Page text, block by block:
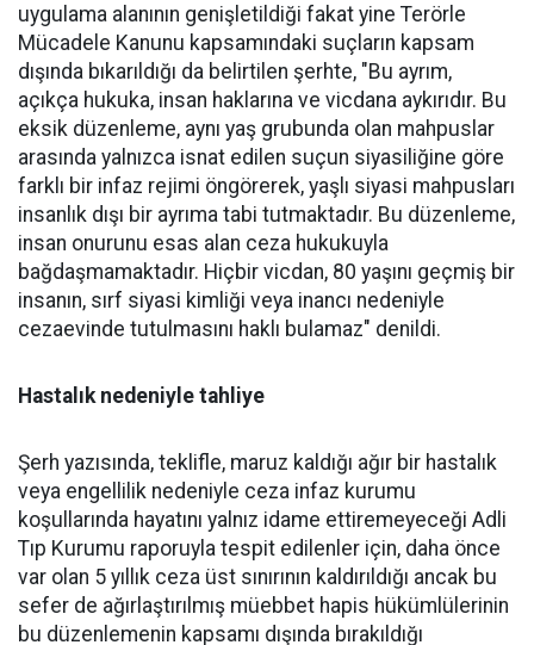
uygulama alanının genişletildiği fakat yine Terörle
Mücadele Kanunu kapsamındaki suçların kapsam
dışında bıkarıldığı da belirtilen şerhte, "Bu ayrım,
açıkça hukuka, insan haklarına ve vicdana aykırıdır. Bu
eksik düzenleme, aynı yaş grubunda olan mahpuslar
arasında yalnızca isnat edilen suçun siyasiliğine göre
farklı bir infaz rejimi öngörerek, yaşlı siyasi mahpusları
insanlık dışı bir ayrıma tabi tutmaktadır. Bu düzenleme,
insan onurunu esas alan ceza hukukuyla
bağdaşmamaktadır. Hiçbir vicdan, 80 yaşını geçmiş bir
insanın, sırf siyasi kimliği veya inancı nedeniyle
cezaevinde tutulmasını haklı bulamaz" denildi.
Hastalık nedeniyle tahliye
Şerh yazısında, teklifle, maruz kaldığı ağır bir hastalık
veya engellilik nedeniyle ceza infaz kurumu
koşullarında hayatını yalnız idame ettiremeyeceği Adli
Tıp Kurumu raporuyla tespit edilenler için, daha önce
var olan 5 yıllık ceza üst sınırının kaldırıldığı ancak bu
sefer de ağırlaştırılmış müebbet hapis hükümlülerinin
bu düzenlemenin kapsamı dışında bırakıldığı